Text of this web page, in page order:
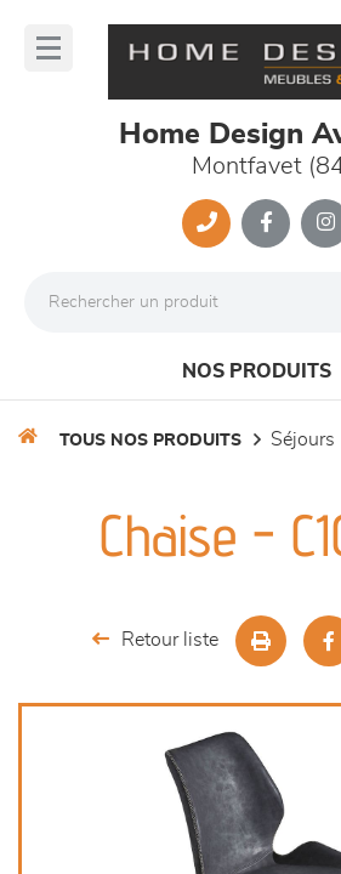
Home Design
Montfavet
NOS PRODUITS
séjours
meubles de complément
TOUS NOS PRODUITS séjours
Chaise -
Retour liste